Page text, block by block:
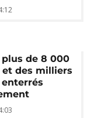
plus de 8 000
et des milliers